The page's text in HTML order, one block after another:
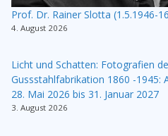
Prof. Dr. Rainer Slotta (1.5.1946-
4. August 2026
Licht und Schatten: Fotografien
Gussstahlfabrikation 1860 -1945:
28. Mai 2026 bis 31. Januar 2027
3. August 2026